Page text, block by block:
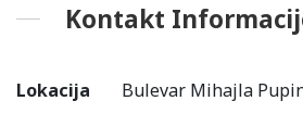
Kontakt
Lokacija
Bulevar Mihajla